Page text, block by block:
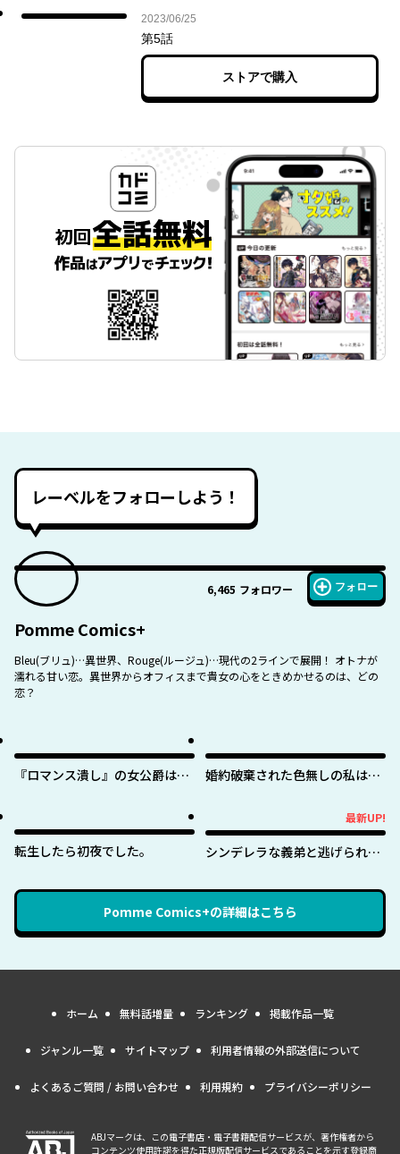
2023/06/25
2023年06月25日
第5話
ストアで購入
レーベルをフォローしよう！
6,465 フォロワー フォロー
Pomme Comics+
Bleu(ブリュ)…異世界、Rouge(ルージュ)…現代の2ラインで展開！ オトナが
濡れる甘い恋。異世界からオフィスまで貴女の心をときめかせるのは、どの
恋？
『ロマンス潰し』の女公爵は第
婚約破棄された色無しの私は、
転生したら初夜でした。
最新UP!
シンデレラな義弟と逃げられな
Pomme Comics+の詳細はこちら
ホーム 無料話増量 ランキング 掲載作品一覧
ジャンル一覧 サイトマップ 利用者情報の外部送信について
よくあるご質問 / お問い合わせ 利用規約 プライバシーポリシー
ABJマークは、この電子書店・電子書籍配信サービスが、著作権者から
コンテンツ使用許諾を得た正規版配信サービスであることを示す登録商